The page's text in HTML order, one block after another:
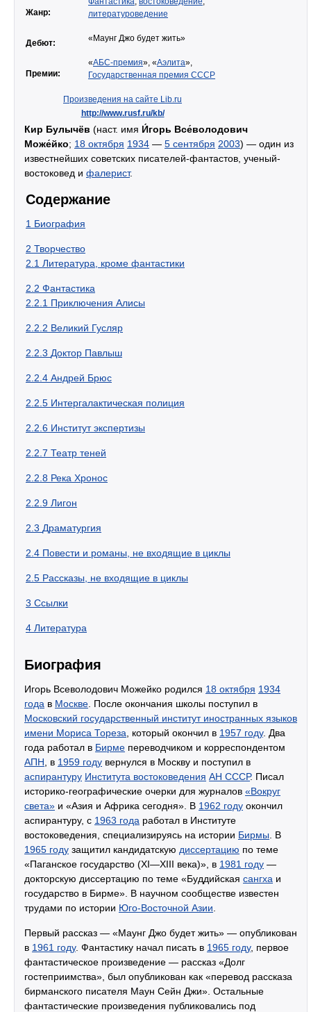
Жанр:
литературоведение
Дебют: «Маунг Джо будет жить»
Премии:
«АБС-премия», «Аэлита»,
Государственная премия СССР
Произведения на сайте Lib.ru
http://www.rusf.ru/kb/
Кир Булычёв (наст. имя И́горь Все́володович
Може́йко; 18 октября 1934 — 5 сентября 2003) — один из
известнейших советских писателей-фантастов, ученый-
востоковед и фалерист.
Содержание
1 Биография
2 Творчество
2.1 Литература, кроме фантастики
2.2 Фантастика
2.2.1 Приключения Алисы
2.2.2 Великий Гусляр
2.2.3 Доктор Павлыш
2.2.4 Андрей Брюс
2.2.5 Интергалактическая полиция
2.2.6 Институт экспертизы
2.2.7 Театр теней
2.2.8 Река Хронос
2.2.9 Лигон
2.3 Драматургия
2.4 Повести и романы, не входящие в циклы
2.5 Рассказы, не входящие в циклы
3 Ссылки
4 Литература
Биография
Игорь Всеволодович Можейко родился 18 октября 1934
года в Москве . После окончания школы поступил в
Московский государственный институт иностранных языков
имени Мориса Тореза , который окончил в 1957 году. Два
года работал в Бирме переводчиком и корреспондентом
АПН , в 1959 году вернулся в Москву и поступил в
аспирантуру Института востоковедения АН СССР. Писал
историко-географические очерки для журналов «Вокруг
света» и «Азия и Африка сегодня». В 1962 году окончил
аспирантуру, с 1963 года работал в Институте
востоковедения, специализируясь на истории Бирмы . В
1965 году защитил кандидатскую диссертацию по теме
«Паганское государство (XI—XIII века)», в 1981 году —
докторскую диссертацию по теме «Буддийская сангха и
государство в Бирме». В научном сообществе известен
трудами по истории Юго-Восточной Азии
Первый рассказ — «Маунг Джо будет жить» — опубликован
в 1961 году. Фантастику начал писать в 1965 году, первое
фантастическое произведение — рассказ «Долг
гостеприимства», был опубликован как «перевод рассказа
бирманского писателя Маун Сейн Джи». Остальные
фантастические произведения публиковались под